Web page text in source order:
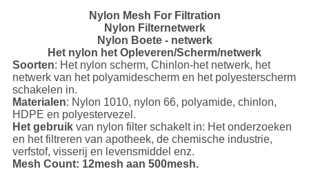
Nylon Mesh For Filtration
Nylon Filternetwerk
Nylon Boete - netwerk
Het nylon het Opleveren/Scherm/netwerk
Soorten: Het nylon scherm, Chinlon-het netwerk, het
netwerk van het polyamidescherm en het polyesterscherm
schakelen in.
Materialen: Nylon 1010, nylon 66, polyamide, chinlon,
HDPE en polyestervezel.
Het gebruikvan nylon filter schakelt in: Het onderzoeken
en het filtreren van apotheek, de chemische industrie,
verfstof, visserij en levensmiddel enz.
Mesh Count: 12mesh aan 500mesh.